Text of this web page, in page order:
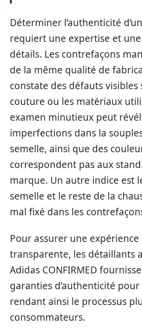
Déterminer l’authenticité
requiert une expertise et
détails. Les contrefaçons
de la même qualité de
constate des défauts visibles
couture ou les matériaux
examen minutieux peut
imperfections dans la
semelle, ainsi que des
correspondent pas aux
marque. Un autre indice est
semelle et le reste de la
mal fixé dans les
Pour assurer une expérience
transparente, les détaillants
Adidas CONFIRMED
garanties d’authenticité
rendant ainsi le processus
consommateurs.